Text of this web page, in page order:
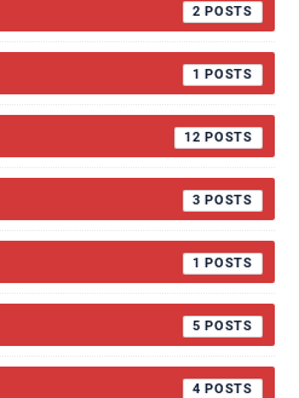
2
1
12
3
1
5
4